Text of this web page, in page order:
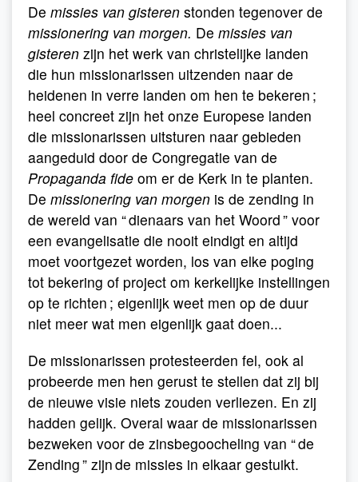
De missies van gisteren stonden tegenover de
missionering van morgen. De missies van
gisteren zijn het werk van christelijke landen
die hun missionarissen uitzenden naar de
heidenen in verre landen om hen te bekeren ;
heel concreet zijn het onze Europese landen
die missionarissen uitsturen naar gebieden
aangeduid door de Congregatie van de
Propaganda fide om er de Kerk in te planten.
De missionering van morgen is de zending in
de wereld van “ dienaars van het Woord ” voor
een evangelisatie die nooit eindigt en altijd
moet voortgezet worden, los van elke poging
tot bekering of project om kerkelijke instellingen
op te richten ; eigenlijk weet men op de duur
niet meer wat men eigenlijk gaat doen...
De missionarissen protesteerden fel, ook al
probeerde men hen gerust te stellen dat zij bij
de nieuwe visie niets zouden verliezen. En zij
hadden gelijk. Overal waar de missionarissen
bezweken voor de zinsbegoocheling van “ de
Zending ” zijn de missies in elkaar gestuikt.